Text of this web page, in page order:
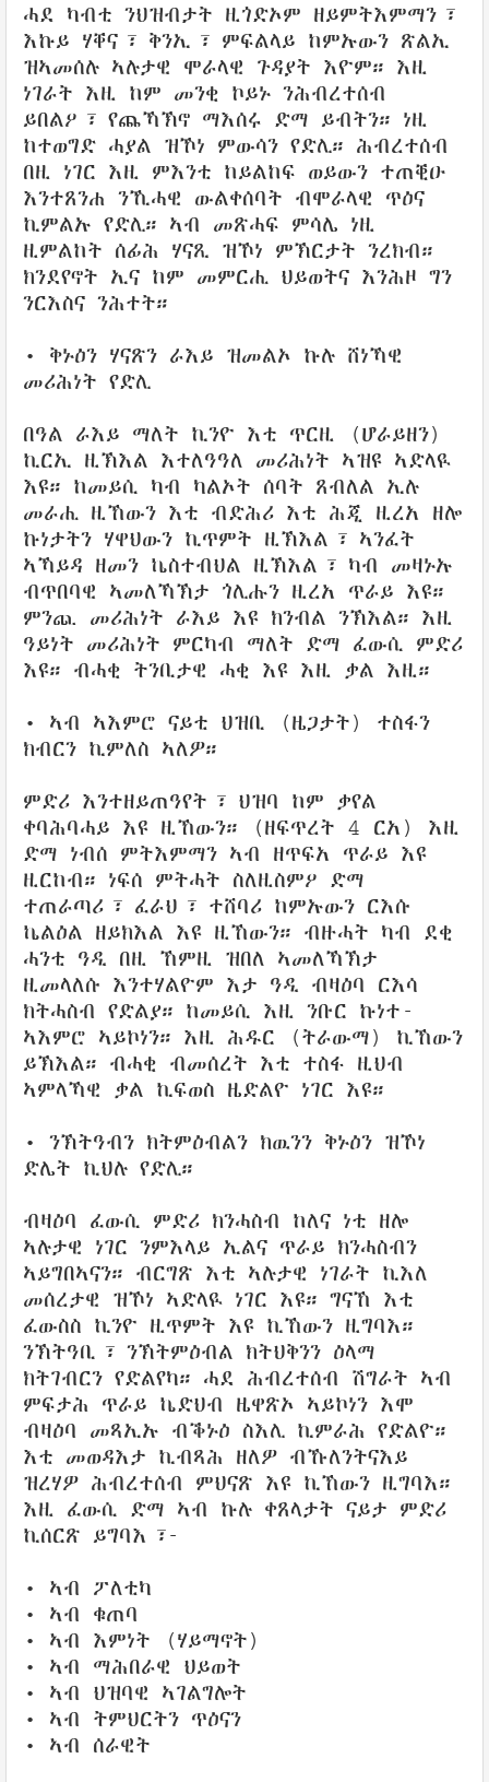
ሓደ ካብቲ ንህዝብታት ዚጎድኦም ዘይምትእምማን፣
እኩይ ሃቐና፣ ቅንኢ፣ ምፍልላይ ከምኡውን ጽልኢ
ዝኣመሰሉ ኣሉታዊ ሞራላዊ ጉዳያት እዮም። እዚ
ነገራት እዚ ከም መንቂ ኮይኑ ንሕብረተሰብ
ይበልዖ፣ የጨኻኽኖ ማእሰሩ ድማ ይብትን። ነዚ
ከተወግድ ሓያል ዝኾነ ምውሳን የድሊ። ሕብረተሰብ
በዚ ነገር እዚ ምእንቲ ከይልከፍ ወይውን ተጠቒዑ
እንተጸንሐ ንኺሓዊ ውልቀሰባት ብሞራላዊ ጥዕና
ኪምልኡ የድሊ። ኣብ መጽሓፍ ምሳሌ ነዚ
ዚምልከት ሰፊሕ ሃናጺ ዝኾነ ምኽርታት ንረክብ።
ክንደየኖት ኢና ከም መምርሒ ህይወትና እንሕዞ ግን
ንርእስና ንሕተት።
• ቅኑዕን ሃናጽን ራእይ ዝመልኦ ኩሉ ሸነኻዊ
መሪሕነት የድሊ
በዓል ራእይ ማለት ኪንዮ እቲ ጥርዚ (ሆራይዘን)
ኪርኢ ዚኽእል እተለዓዓለ መሪሕነት ኣዝዩ ኣድላዪ
እዩ። ከመይሲ ካብ ካልኦት ሰባት ጸብለል ኢሉ
መራሒ ዚኸውን እቲ ብድሕሪ እቲ ሕጂ ዚረአ ዘሎ
ኩነታትን ሃዋህውን ኪጥምት ዚኽእል፣ ኣንፈት
ኣኻይዳ ዘመን ኬስተብህል ዚኽእል፣ ካብ መዛኑኡ
ብጥበባዊ ኣመለኻኽታ ጎሊሑን ዚረአ ጥራይ እዩ።
ምንጪ መሪሕነት ራእይ እዩ ክንብል ንኽእል። እዚ
ዓይነት መሪሕነት ምርካብ ማለት ድማ ፈውሲ ምድሪ
እዩ። ብሓቂ ትንቢታዊ ሓቂ እዩ እዚ ቃል እዚ።
• ኣብ ኣእምሮ ናይቲ ህዝቢ (ዜጋታት) ተስፋን
ክብርን ኪምለስ ኣለዎ።
ምድሪ እንተዘይጠዓየት፣ ህዝባ ከም ቃየል
ቀባሕባሓይ እዩ ዚኸውን። (ዘፍጥረት 4 ርአ) እዚ
ድማ ነብሰ ምትእምማን ኣብ ዘጥፍአ ጥራይ እዩ
ዚርከብ። ነፍሰ ምትሓት ስለዚስምዖ ድማ
ተጠራጣሪ፣ ፈራህ፣ ተሸባሪ ከምኡውን ርእሱ
ኬልዕል ዘይክእል እዩ ዚኸውን። ብዙሓት ካብ ደቂ
ሓንቲ ዓዲ በዚ ኸምዚ ዝበለ ኣመለኻኽታ
ዚመላለሱ እንተሃልዮም እታ ዓዲ ብዛዕባ ርእሳ
ክትሓስብ የድልያ። ከመይሲ እዚ ንቡር ኩነተ-
ኣእምሮ ኣይኮነን። እዚ ሕዱር (ትራውማ) ኪኸውን
ይኽእል። ብሓቂ ብመሰረት እቲ ተስፋ ዚህብ
ኣምላኻዊ ቃል ኪፍወስ ዜድልዮ ነገር እዩ።
• ንኽትዓብን ክትምዕብልን ክዉንን ቅኑዕን ዝኾነ
ድሌት ኪህሉ የድሊ።
ብዛዕባ ፈውሲ ምድሪ ክንሓስብ ከለና ነቲ ዘሎ
ኣሉታዊ ነገር ንምእላይ ኢልና ጥራይ ክንሓስብን
ኣይግበኣናን። ብርግጽ እቲ ኣሉታዊ ነገራት ኪእለ
መሰረታዊ ዝኾነ ኣድላዪ ነገር እዩ። ግናኸ እቲ
ፈውስስ ኪንዮ ዚጥምት እዩ ኪኸውን ዚግባእ።
ንኽትዓቢ፣ ንኽትምዕብል ክትህቅንን ዕላማ
ክትገብርን የድልየካ። ሓደ ሕብረተሰብ ሽግራት ኣብ
ምፍታሕ ጥራይ ኬድህብ ዜዋጽኦ ኣይኮነን እሞ
ብዛዕባ መጻኢኡ ብቕኑዕ ስእሊ ኪምራሕ የድልዮ።
እቲ መወዳእታ ኪብጻሕ ዘለዎ ብኹለንትናእይ
ዝረሃዎ ሕብረተሰብ ምህናጽ እዩ ኪኸውን ዚግባእ።
እዚ ፈውሲ ድማ ኣብ ኩሉ ቀጸላታት ናይታ ምድሪ
ኪሰርጽ ይግባእ፣-
• ኣብ ፖለቲካ
• ኣብ ቁጠባ
• ኣብ እምነት (ሃይማኖት)
• ኣብ ማሕበራዊ ህይወት
• ኣብ ህዝባዊ ኣገልግሎት
• ኣብ ትምህርትን ጥዕናን
• ኣብ ሰራዊት